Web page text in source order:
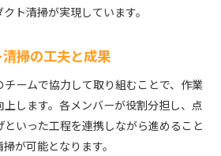
ト清掃が実現しています。
掃の工夫と成果
チームで協力して取り組むことで、作業
します。各メンバーが役割分担し、点
いった工程を連携しながら進めること
が可能となります。